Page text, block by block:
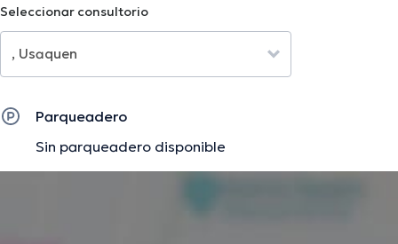
especialización.
La descripción fue editada por el equipo de doctoranytime, con base en
Seleccionar consultorio
Parqueadero
Sin parqueadero disponible